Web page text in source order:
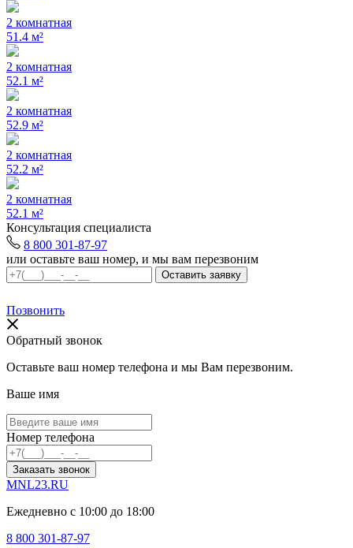
2 комнатная
51.4 м²
2 комнатная
52.1 м²
2 комнатная
52.9 м²
2 комнатная
52.2 м²
2 комнатная
52.1 м²
Консультация специалиста
8 800 301-87-97
или оставьте ваш номер, и мы вам перезвоним
Позвонить
Обратный звонок
Оставьте ваш номер телефона и мы Вам перезвоним.
Ваше имя
Номер телефона
Заказать звонок
MNL23.RU
Ежедневно с 10:00 до 18:00
8 800 301-87-97